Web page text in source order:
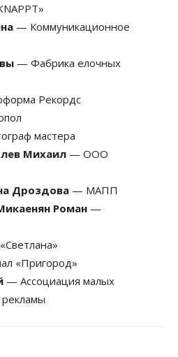
— Коммуникационное
— Фабрика елочных
Рекордс
мастера
Михаил — ООО
Дроздова — МАПП
Роман —
«Пригород»
— Ассоциация малых